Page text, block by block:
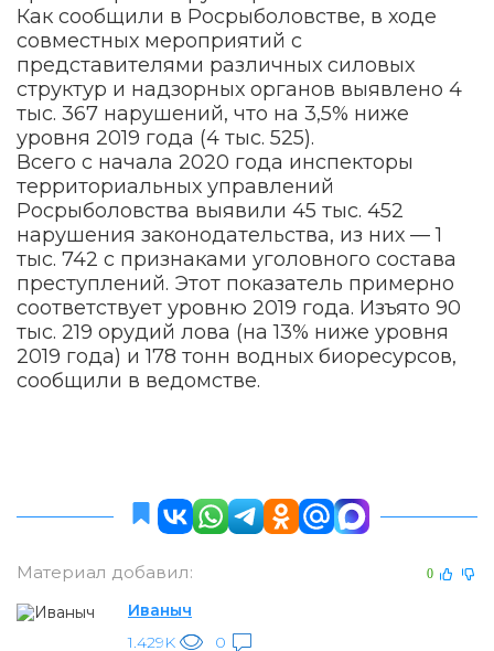
Как сообщили в Росрыболовстве, в ходе
совместных мероприятий с
представителями различных силовых
структур и надзорных органов выявлено 4
тыс. 367 нарушений, что на 3,5% ниже
уровня 2019 года (4 тыс. 525).
Всего с начала 2020 года инспекторы
территориальных управлений
Росрыболовства выявили 45 тыс. 452
нарушения законодательства, из них — 1
тыс. 742 с признаками уголовного состава
преступлений. Этот показатель примерно
соответствует уровню 2019 года. Изъято 90
тыс. 219 орудий лова (на 13% ниже уровня
2019 года) и 178 тонн водных биоресурсов,
сообщили в ведомстве.
Материал добавил: 0
Иваныч
1.429K
0